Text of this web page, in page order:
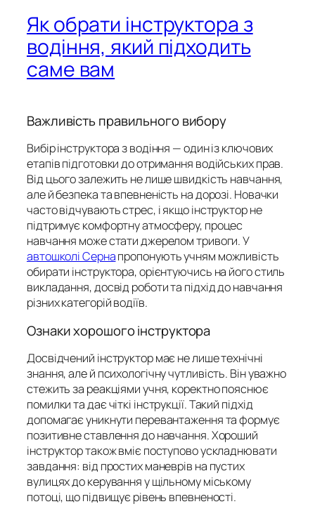
Як обрати інструктора з
водіння, який підходить
саме вам
Важливість правильного вибору
Вибір інструктора з водіння — один із ключових
етапів підготовки до отримання водійських прав.
Від цього залежить не лише швидкість навчання,
але й безпека та впевненість на дорозі. Новачки
часто відчувають стрес, і якщо інструктор не
підтримує комфортну атмосферу, процес
навчання може стати джерелом тривоги. У
автошколі Сернапропонують учням можливість
обирати інструктора, орієнтуючись на його стиль
викладання, досвід роботи та підхід до навчання
різних категорій водіїв.
Ознаки хорошого інструктора
Досвідчений інструктор має не лише технічні
знання, але й психологічну чутливість. Він уважно
стежить за реакціями учня, коректно пояснює
помилки та дає чіткі інструкції. Такий підхід
допомагає уникнути перевантаження та формує
позитивне ставлення до навчання. Хороший
інструктор також вміє поступово ускладнювати
завдання: від простих маневрів на пустих
вулицях до керування у щільному міському
потоці, що підвищує рівень впевненості.